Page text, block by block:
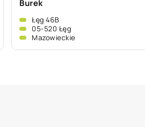
Burek
Łęg 46B
05-520 Łęg
Mazowieckie